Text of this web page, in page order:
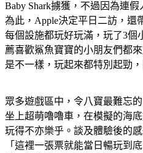
Baby Shark擄獲，不過因為連
為此，Apple決定平日二訪，還
每個設施都玩好玩滿，玩了3個
薦喜歡鯊魚寶寶的小朋友們都
是不一樣，玩起來都特別起勁
眾多遊戲區中，令八寶最難忘
坐上超萌嚕嚕車，在模擬的海
玩得不亦樂乎。談及體驗後的
「這裡一張票就能當日暢玩到